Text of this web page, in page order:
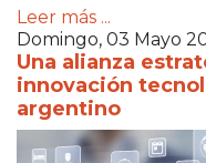
Leer más ...
Domingo, 03 Mayo
Una alianza
innovación
argentino